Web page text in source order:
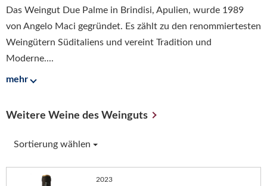
Das Weingut Due Palme in Brindisi, Apulien, wurde 1989
von Angelo Maci gegründet. Es zählt zu den renommiertesten
Weingütern Süditaliens und vereint Tradition und
Moderne....
mehr
Weitere Weine des Weinguts
Sortierung wählen
2023